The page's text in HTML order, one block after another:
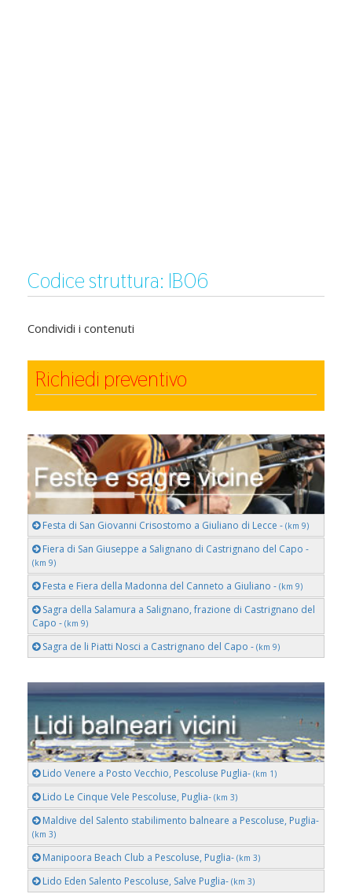
Codice struttura: IB06
Condividi i contenuti
Richiedi preventivo
Festa di San Giovanni Crisostomo a Giuliano di Lecce - (km 9)
Fiera di San Giuseppe a Salignano di Castrignano del Capo -
(km 9)
Festa e Fiera della Madonna del Canneto a Giuliano - (km 9)
Sagra della Salamura a Salignano, frazione di Castrignano del
Capo - (km 9)
Sagra de li Piatti Nosci a Castrignano del Capo - (km 9)
Lido Venere a Posto Vecchio, Pescoluse Puglia- (km 1)
Lido Le Cinque Vele Pescoluse, Puglia- (km 3)
Maldive del Salento stabilimento balneare a Pescoluse, Puglia-
(km 3)
Manipoora Beach Club a Pescoluse, Puglia- (km 3)
Lido Eden Salento Pescoluse, Salve Puglia- (km 3)